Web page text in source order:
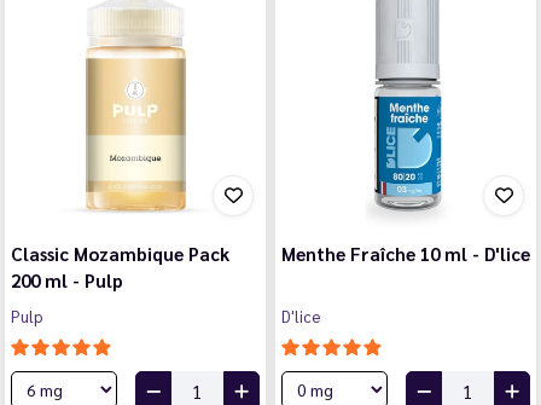
Classic Mozambique Pack
200 ml - Pulp
Pulp
Menthe Fraîche 10 ml - D'lice
D'lice